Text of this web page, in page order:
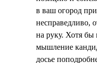
в ваш огород
несправедливо,
на руку. Хотя бы
мышление
досье